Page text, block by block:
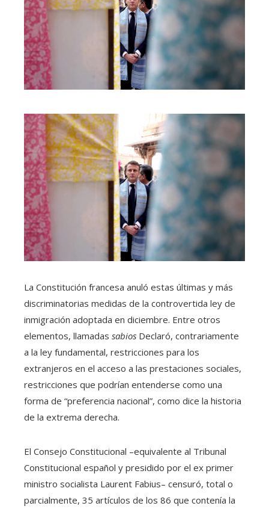
La Constitución francesa anuló estas últimas y más
discriminatorias medidas de la controvertida ley de
inmigración adoptada en diciembre. Entre otros
elementos, llamadas sabios Declaró, contrariamente
a la ley fundamental, restricciones para los
extranjeros en el acceso a las prestaciones sociales,
restricciones que podrían entenderse como una
forma de “preferencia nacional”, como dice la historia
de la extrema derecha.
El Consejo Constitucional –equivalente al Tribunal
Constitucional español y presidido por el ex primer
ministro socialista Laurent Fabius– censuró, total o
parcialmente, 35 artículos de los 86 que contenía la